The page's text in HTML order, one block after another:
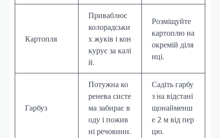
Картопля
Приваблює
колорадськи
х жуків і кон
курує за калі
й.
Розміщуйте
картоплю на
окремій діля
нці.
Гарбуз
Потужна ко
ренева систе
ма забирає в
оду і пожив
ні речовини.
Садіть гарбу
з на відстані
щонайменш
е 2 м від пер
цю.